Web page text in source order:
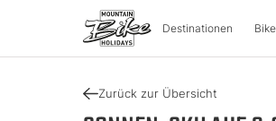
Destinationen
Zurück zur Übersicht